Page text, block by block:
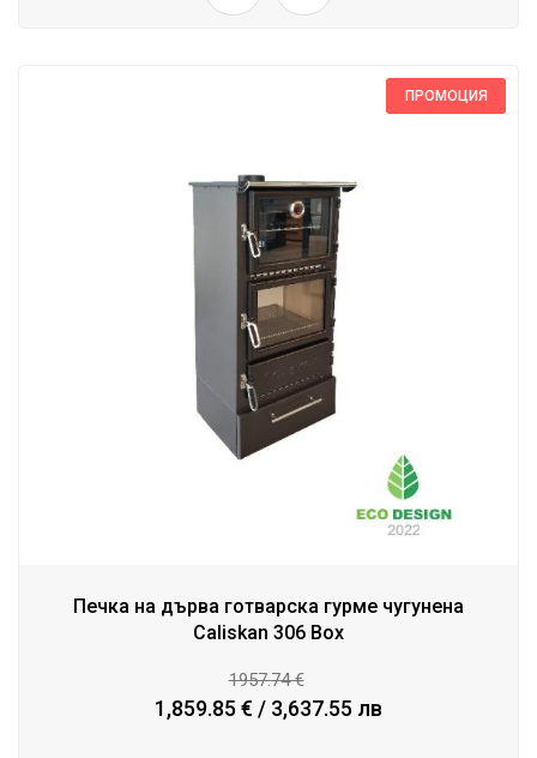
ПРОМОЦИЯ
Печка на дърва готварска гурме чугунена
Caliskan 306 Box
1957.74 €
1,859.85 € / 3,637.55 лв